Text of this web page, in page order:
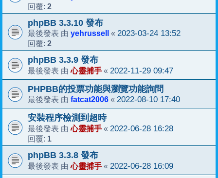
回覆: 2
phpBB 3.3.10 發布
最後發表 由 yehrussell « 2023-03-24 13:52
回覆: 2
phpBB 3.3.9 發布
最後發表 由心靈捕手 « 2022-11-29 09:47
PHPBB的投票功能與瀏覽功能詢問
最後發表 由 fatcat2006 « 2022-08-10 17:40
安裝程序檢測到超時
最後發表 由心靈捕手 « 2022-06-28 16:28
回覆: 1
phpBB 3.3.8 發布
最後發表 由心靈捕手 « 2022-06-28 16:09